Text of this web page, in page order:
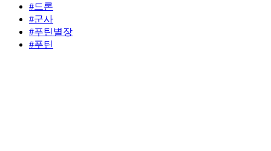
#드론
#군사
#푸틴별장
#푸틴